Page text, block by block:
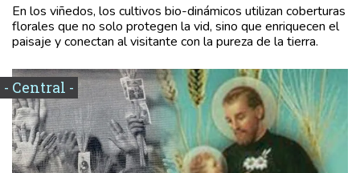
En los viñedos, los cultivos bio-dinámicos utilizan coberturas
florales que no solo protegen la vid, sino que enriquecen el
paisaje y conectan al visitante con la pureza de la tierra.
- Central -